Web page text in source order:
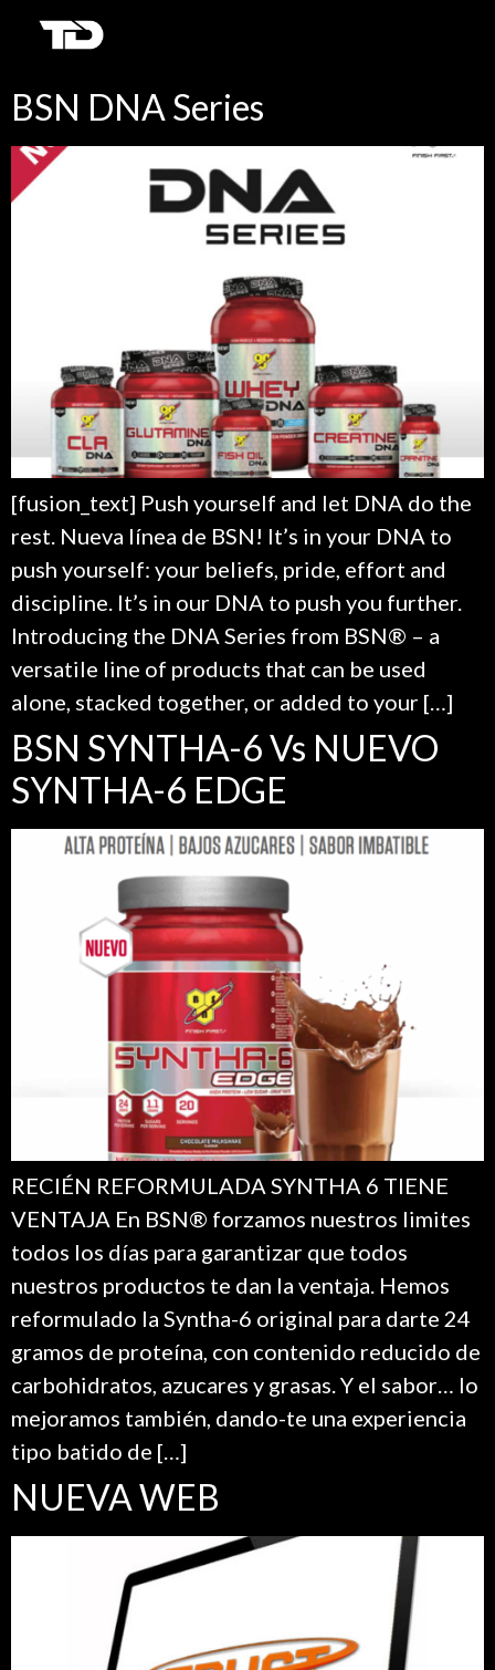
BSN DNA Series
[fusion_text] Push yourself and let DNA do the
rest. Nueva línea de BSN! It’s in your DNA to
push yourself: your beliefs, pride, effort and
discipline. It’s in our DNA to push you further.
Introducing the DNA Series from BSN® – a
versatile line of products that can be used
alone, stacked together, or added to your […]
BSN SYNTHA-6 Vs NUEVO
SYNTHA-6 EDGE
RECIÉN REFORMULADA SYNTHA 6 TIENE
VENTAJA En BSN® forzamos nuestros limites
todos los días para garantizar que todos
nuestros productos te dan la ventaja. Hemos
reformulado la Syntha-6 original para darte 24
gramos de proteína, con contenido reducido de
carbohidratos, azucares y grasas. Y el sabor… lo
mejoramos también, dando-te una experiencia
tipo batido de […]
NUEVA WEB